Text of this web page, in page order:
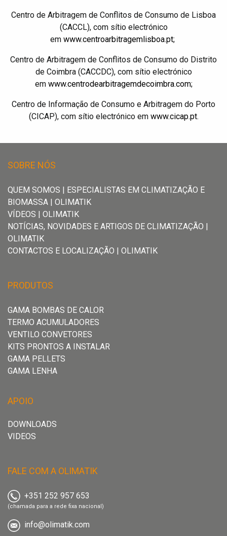
Gama
Bombas
Calor
Termo
acumuladores
convetores
Kits
Prontos
a
Instalar
Gama
Gama
Lenha
Grelhadores
Novidades
e
de
|
Olimatik
Gama
Bombas
Calor
Termo
acumuladores
convetores
Kits
Prontos
a
Instalar
Gama
Gama
Lenha
Grelhadores
Novidades
e
de
|
Olimatik
Centro de Arbitragem de Conflitos de Consumo de Lisboa
(CACCL), com sítio electrónico
em www.centroarbitragemlisboa.pt;
Centro de Arbitragem de Conflitos de Consumo do Distrito
de Coimbra (CACCDC), com sítio electrónico
em www.centrodearbitragemdecoimbra.com;
Centro de Informação de Consumo e Arbitragem do Porto
(CICAP), com sítio electrónico em www.cicap.pt.
SOBRE NÓS
QUEM SOMOS | ESPECIALISTAS EM CLIMATIZAÇÃO E
BIOMASSA | OLIMATIK
VÍDEOS | OLIMATIK
NOTÍCIAS, NOVIDADES E ARTIGOS DE CLIMATIZAÇÃO |
OLIMATIK
CONTACTOS E LOCALIZAÇÃO | OLIMATIK
PRODUTOS
GAMA BOMBAS DE CALOR
TERMO ACUMULADORES
VENTILO CONVETORES
KITS PRONTOS A INSTALAR
GAMA PELLETS
GAMA LENHA
APOIO
DOWNLOADS
VIDEOS
FALE COM A OLIMATIK
+351 252 957 653
(chamada para a rede fixa nacional)
info@olimatik.com